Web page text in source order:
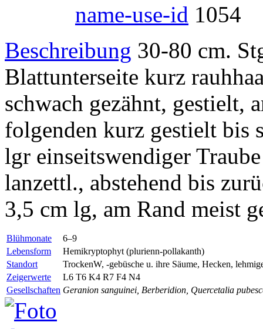
name-use-id 1054
Beschreibung 30-80 cm.
Blattunterseite kurz
schwach gezähnt, gestielt,
folgenden kurz gestielt bis
lgr einseitswendiger
lanzettl., abstehend bis
3,5 cm lg, am Rand meist
Blühmonate
6–9
Lebensform
Hemikryptophyt (plurienn-pollakanth)
Standort
TrockenW, -gebüsche u. ihre Säume, Hecken,
Zeigerwerte
L6 T6 K4 R7 F4 N4
Gesellschaften Geranion sanguinei, Berberidion, Quercetalia